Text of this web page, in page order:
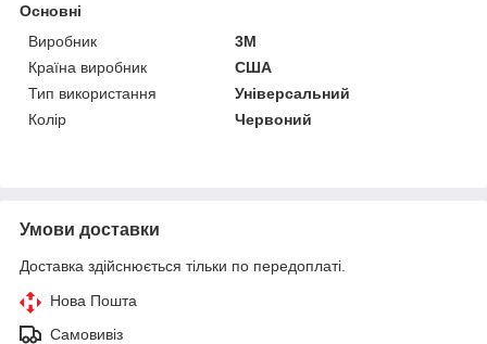
Основні
Виробник
3М
Країна виробник
США
Тип використання
Універсальний
Колір
Червоний
Умови доставки
Доставка здійснюється тільки по передоплаті.
Нова Пошта
Самовивіз